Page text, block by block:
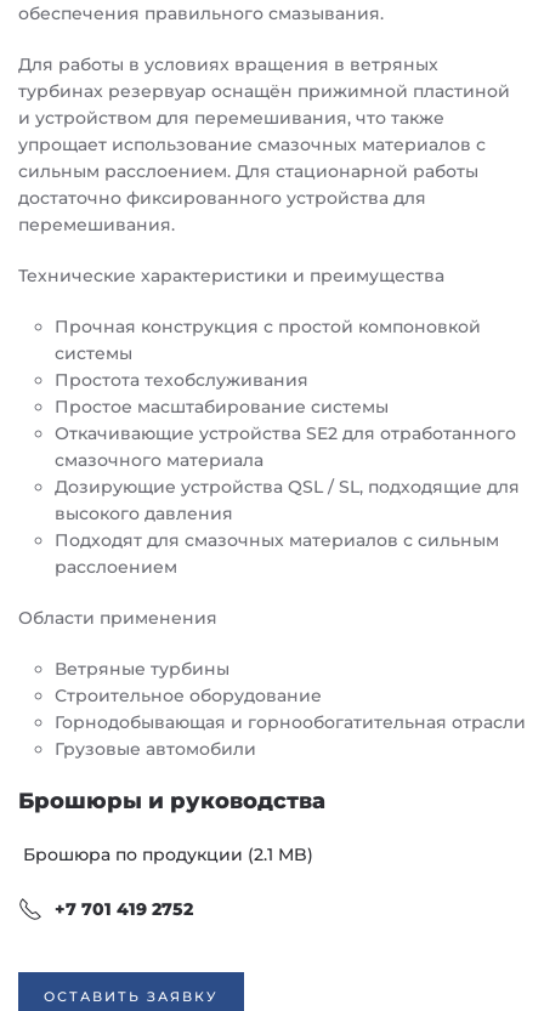
обеспечения правильного смазывания.
Для работы в условиях вращения в ветряных
турбинах резервуар оснащён прижимной пластиной
и устройством для перемешивания, что также
упрощает использование смазочных материалов с
сильным расслоением. Для стационарной работы
достаточно фиксированного устройства для
перемешивания.
Технические характеристики и преимущества
Прочная конструкция с простой компоновкой
системы
Простота техобслуживания
Простое масштабирование системы
Откачивающие устройства SE2 для отработанного
смазочного материала
Дозирующие устройства QSL / SL, подходящие для
высокого давления
Подходят для смазочных материалов с сильным
расслоением
Области применения
Ветряные турбины
Строительное оборудование
Горнодобывающая и горнообогатительная отрасли
Грузовые автомобили
Брошюры и руководства
Брошюра по продукции (2.1 MB)
+7 701 419 2752
ОСТАВИТЬ ЗАЯВКУ